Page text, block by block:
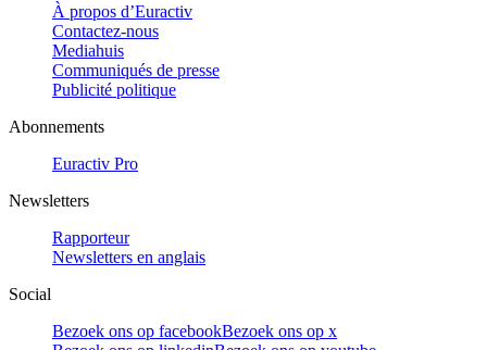
À propos d’Euractiv
Contactez-nous
Mediahuis
Communiqués de presse
Publicité politique
Abonnements
Euractiv Pro
Newsletters
Rapporteur
Newsletters en anglais
Social
Bezoek ons op facebookBezoek ons op x